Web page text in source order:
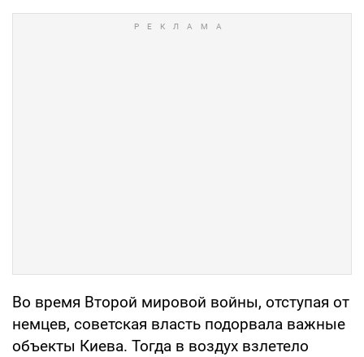
Во время Второй мировой войны, отступая от
немцев, советская власть подорвала важные
объекты Киева. Тогда в воздух взлетело